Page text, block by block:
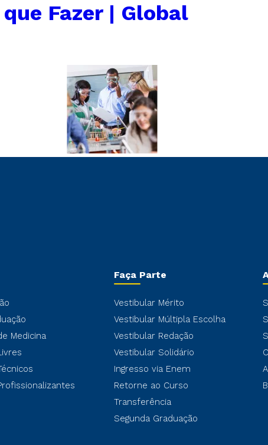
que Fazer | Global
Medicina
Faça Parte
Vestibular Mérito
Vestibular Múltipla Escolha
Vestibular Redação
Vestibular Solidário
Ingresso via Enem
Retorne ao Curso
Transferência
Segunda Graduação